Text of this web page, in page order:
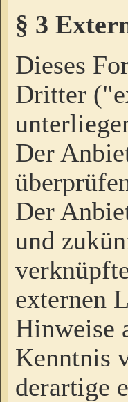
§ 3
Dieses
Dritter
Der
Der
und
externen
Hinweise
Kenntnis
derartige